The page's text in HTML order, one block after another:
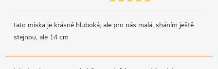
tato miska je krásně hluboká, ale pro nás malá, sháním ještě
stejnou, ale 14 cm